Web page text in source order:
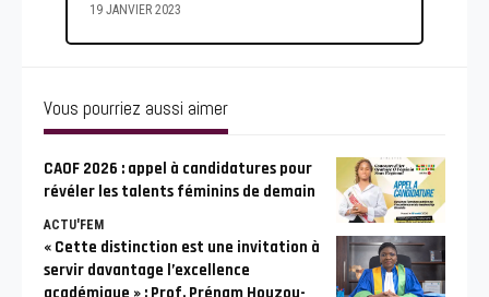
19 JANVIER 2023
Vous pourriez aussi aimer
CAOF 2026 : appel à candidatures pour
révéler les talents féminins de demain
ACTU'FEM
« Cette distinction est une invitation à
servir davantage l’excellence